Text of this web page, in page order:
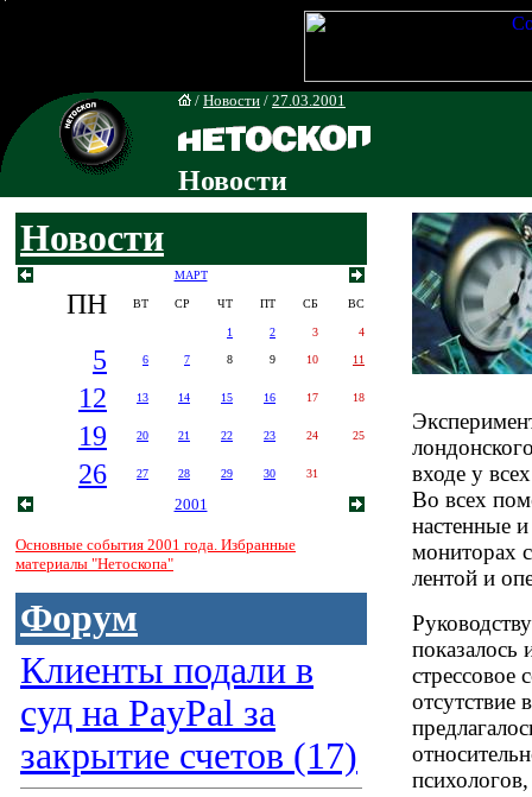
/ Новости / 27.03.2001
Новости
Новости
МАРТ
ПН ВТ СР ЧТ ПТ СБ ВС
1 2 3 4
5 6 7 8 9 10 11
12 13 14 15 16 17 18
19 20 21 22 23 24 25
26 27 28 29 30 31
2001
Основные события 2001 года. Избранные
материалы "Нетоскопа"
Форум
Клиенты подали в
суд на PayPal за
закрытие счетов (17)
входе у
Во всех
настенные
мониторах
лентой и
показалось
стрессовое
отсутствие